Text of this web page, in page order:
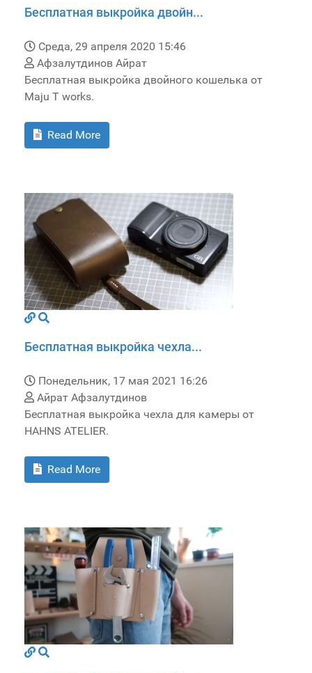
Бесплатная выкройка двойн...
Среда, 29 апреля 2020 15:46
Афзалутдинов Айрат
Бесплатная выкройка двойного кошелька от
Maju T works.
Read More
Бесплатная выкройка чехла...
Понедельник, 17 мая 2021 16:26
Айрат Афзалутдинов
Бесплатная выкройка чехла для камеры от
HAHNS ATELIER.
Read More